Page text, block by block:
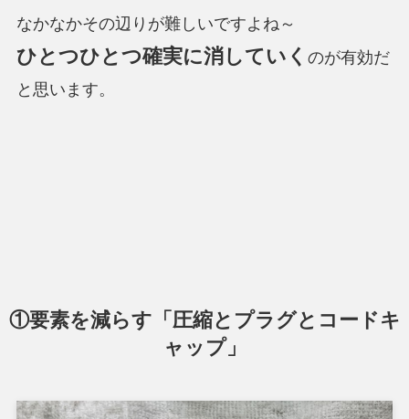
なかなかその辺りが難しいですよね～
ひとつひとつ確実に消していく のが有効だ
と思います。
①要素を減らす「圧縮とプラグとコードキ
ャップ」